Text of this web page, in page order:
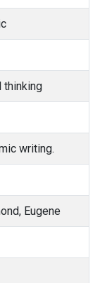
thinking
writing.
Eugene